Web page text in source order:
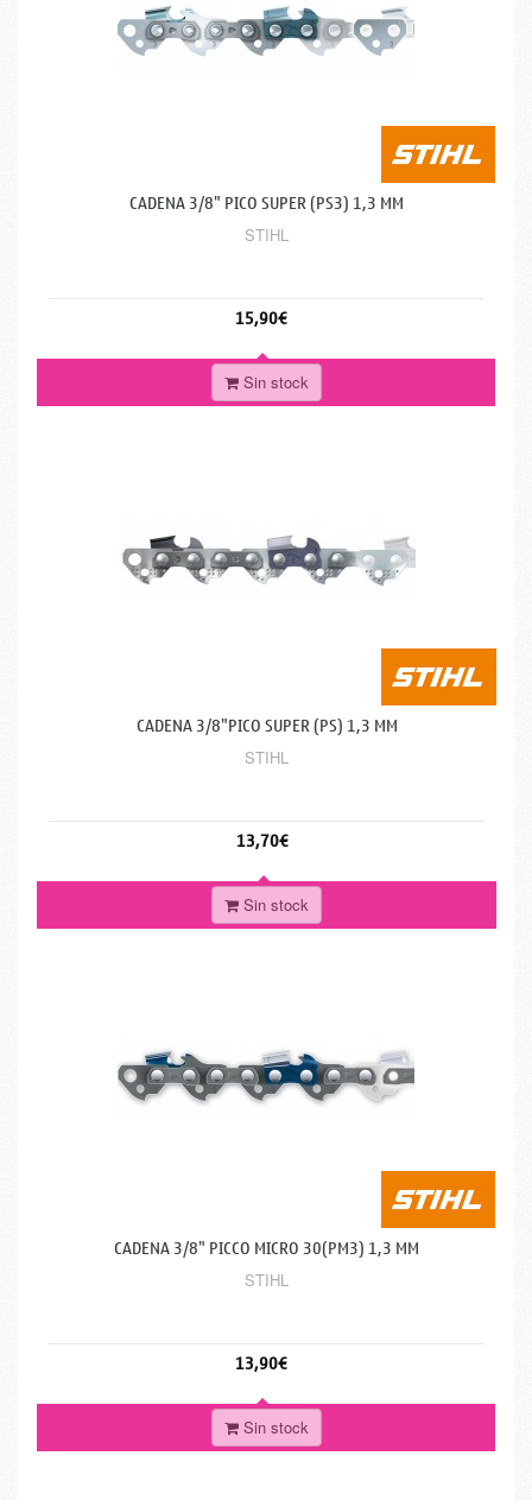
CADENA 3/8" PICO SUPER (PS3) 1,3 MM
STIHL
15,90€
Sin stock
CADENA 3/8"PICO SUPER (PS) 1,3 MM
STIHL
13,70€
Sin stock
CADENA 3/8" PICCO MICRO 30(PM3) 1,3 MM
STIHL
13,90€
Sin stock